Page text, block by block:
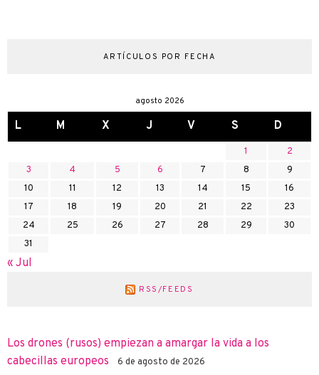
ARTÍCULOS POR FECHA
agosto 2026
L M X J V S D
1
2
3
4 5 6 7 8
9
10
11 12 13 14 15
16
17
18 19 20 21 22
23
24
25 26 27 28 29
30
31
« Jul
RSS/FEEDS
Los drones (rusos) empiezan a amargar la vida a los
cabecillas europeos
6 de agosto de 2026